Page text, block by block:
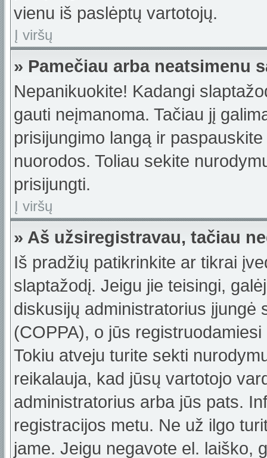
vienu iš paslėptų vartotojų.
Į viršų
» Pamečiau arba neatsimenu
Nepanikuokite! Kadangi
gauti neįmanoma. Tačiau jį
prisijungimo langą ir
nuorodos. Toliau sekite
prisijungti.
Į viršų
» Aš užsiregistravau, tačiau
Iš pradžių patikrinkite ar tikrai
slaptažodį. Jeigu jie teisingi,
diskusijų administratorius įjungė
(COPPA), o jūs
Tokiu atveju turite sekti
reikalauja, kad jūsų vartotojo
administratorius arba jūs pats.
registracijos metu. Ne už ilgo
jame. Jeigu negavote el. laiško,